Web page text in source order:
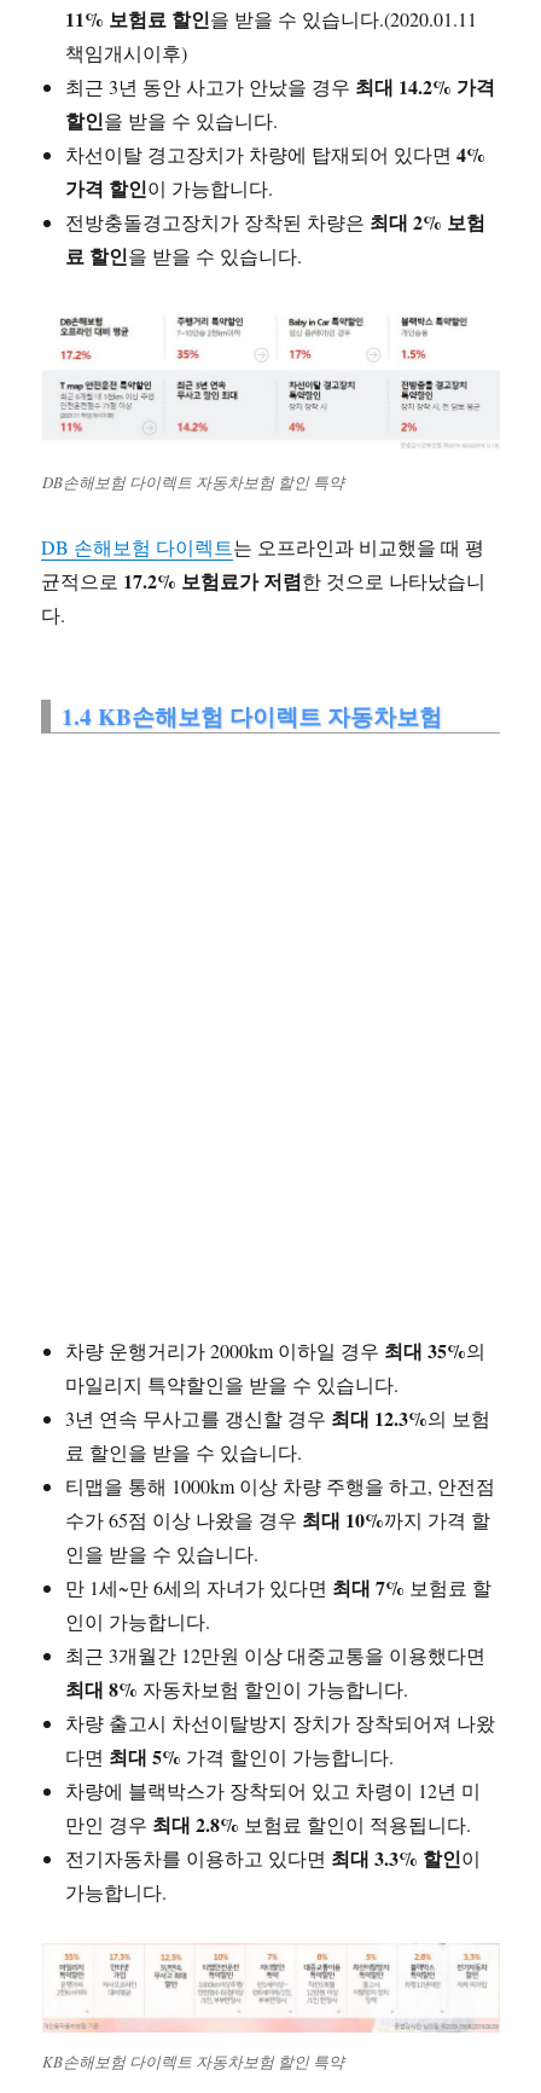
11% 보험료 할인을 받을 수 있습니다.(2020.01.11
책임개시이후)
최근 3년 동안 사고가 안났을 경우 최대 14.2% 가격
할인을 받을 수 있습니다.
차선이탈 경고장치가 차량에 탑재되어 있다면4%
가격 할인이 가능합니다.
전방충돌경고장치가 장착된 차량은 최대 2% 보험
료 할인을 받을 수 있습니다.
DB손해보험 다이렉트 자동차보험 할인 특약
DB 손해보험 다이렉트는 오프라인과 비교했을 때 평
균적으로 17.2% 보험료가 저렴한 것으로 나타났습니
다.
1.4 KB손해보험 다이렉트 자동차보험
차량 운행거리가 2000km 이하일 경우 최대 35%의
마일리지 특약할인을 받을 수 있습니다.
3년 연속 무사고를 갱신할 경우 최대 12.3%의 보험
료 할인을 받을 수 있습니다.
티맵을 통해 1000km 이상 차량 주행을 하고, 안전점
수가 65점 이상 나왔을 경우 최대 10%까지 가격 할
인을 받을 수 있습니다.
만 1세~만 6세의 자녀가 있다면 최대 7% 보험료 할
인이 가능합니다.
최근 3개월간 12만원 이상 대중교통을 이용했다면
최대 8% 자동차보험 할인이 가능합니다.
차량 출고시 차선이탈방지 장치가 장착되어져 나왔
다면 최대 5% 가격 할인이 가능합니다.
차량에 블랙박스가 장착되어 있고 차령이 12년 미
만인 경우 최대 2.8% 보험료 할인이 적용됩니다.
전기자동차를 이용하고 있다면 최대 3.3% 할인이
가능합니다.
KB손해보험 다이렉트 자동차보험 할인 특약